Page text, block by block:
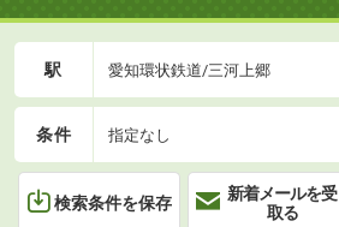
駅 愛知環状鉄道/三河上郷
条件 指定なし
検索条件を保存
新着メールを受
取る